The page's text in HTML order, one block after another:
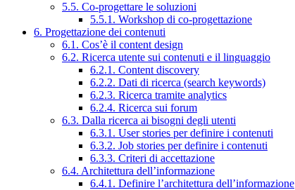
5.5. Co-progettare le soluzioni
5.5.1. Workshop di co-progettazione
6. Progettazione dei contenuti
6.1. Cos’è il content design
6.2. Ricerca utente sui contenuti e il linguaggio
6.2.1. Content discovery
6.2.2. Dati di ricerca (search keywords)
6.2.3. Ricerca tramite analytics
6.2.4. Ricerca sui forum
6.3. Dalla ricerca ai bisogni degli utenti
6.3.1. User stories per definire i contenuti
6.3.2. Job stories per definire i contenuti
6.3.3. Criteri di accettazione
6.4. Architettura dell’informazione
6.4.1. Definire l’architettura dell’informazione